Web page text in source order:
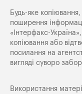
Будь-яке
поширення
«Iнтерфакс-
копіювання або
посилання на
вигляді суворо
Використання